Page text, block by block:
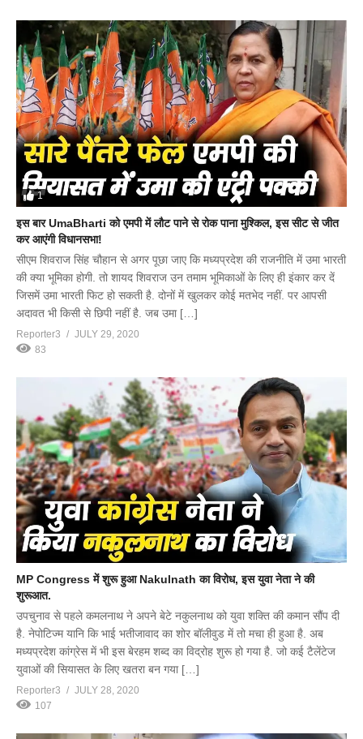
1
इस बार UmaBharti को एमपी में लौट पाने से रोक पाना मुश्किल, इस सीट से जीत
कर आएंगी विधानसभा!
सीएम शिवराज सिंह चौहान से अगर पूछा जाए कि मध्यप्रदेश की राजनीति में उमा भारती
की क्या भूमिका होगी. तो शायद शिवराज उन तमाम भूमिकाओं के लिए ही इंकार कर दें
जिसमें उमा भारती फिट हो सकती है. दोनों में खुलकर कोई मतभेद नहीं. पर आपसी
अदावत भी किसी से छिपी नहीं है. जब उमा […]
Reporter3
JULY 29, 2020
83
MP Congress में शुरू हुआ Nakulnath का विरोध, इस युवा नेता ने की
शुरूआत.
उपचुनाव से पहले कमलनाथ ने अपने बेटे नकुलनाथ को युवा शक्ति की कमान सौंप दी
है. नेपोटिज्म यानि कि भाई भतीजावाद का शोर बॉलीवुड में तो मचा ही हुआ है. अब
मध्यप्रदेश कांग्रेस में भी इस बेरहम शब्द का विद्रोह शुरू हो गया है. जो कई टैलेंटेज
युवाओं की सियासत के लिए खतरा बन गया […]
Reporter3
JULY 28, 2020
107